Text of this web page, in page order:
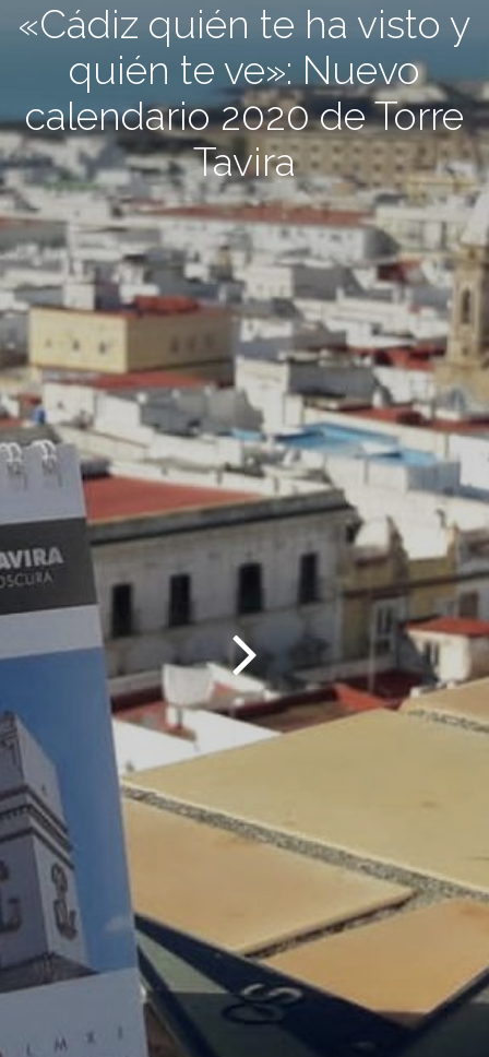
«Cádiz quién te ha visto y
quién te ve»: Nuevo
calendario 2020 de Torre
Tavira